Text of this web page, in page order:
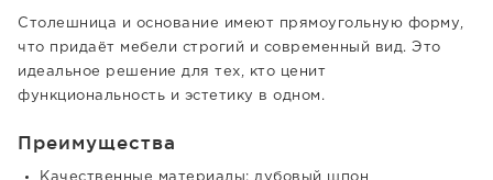
Столешница и основание имеют прямоугольную форму,
что придаёт мебели строгий и современный вид. Это
идеальное решение для тех, кто ценит
функциональность и эстетику в одном.
Преимущества
Качественные материалы: дубовый шпон